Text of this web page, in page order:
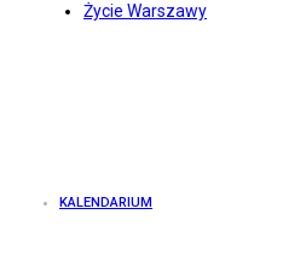
Życie Warszawy
KALENDARIUM